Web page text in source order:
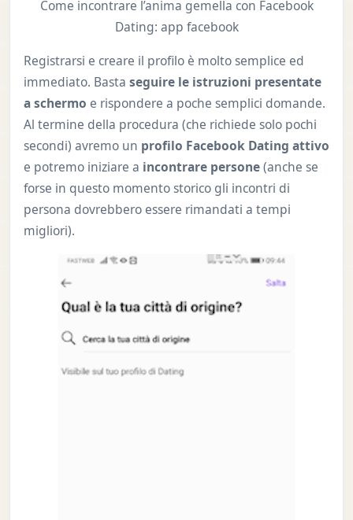
Come incontrare l’anima gemella con Facebook
Dating: app facebook
Registrarsi e creare il profilo è molto semplice ed
immediato. Basta seguire le istruzioni presentate
a schermo e rispondere a poche semplici domande.
Al termine della procedura (che richiede solo pochi
secondi) avremo un profilo Facebook Dating attivo
e potremo iniziare a incontrare persone(anche se
forse in questo momento storico gli incontri di
persona dovrebbero essere rimandati a tempi
migliori).